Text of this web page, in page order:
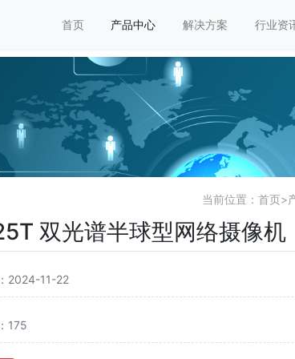
首页 产品中心 解决方案 行业资
当前位置： 首页>
双光谱半球型网络摄像机
2024-11-22
175